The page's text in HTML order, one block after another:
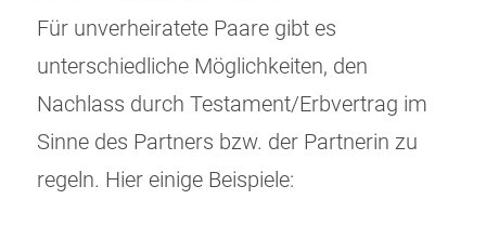
Für unverheiratete Paare gibt es
unterschiedliche Möglichkeiten, den
Nachlass durch Testament/Erbvertrag im
Sinne des Partners bzw. der Partnerin zu
regeln. Hier einige Beispiele: